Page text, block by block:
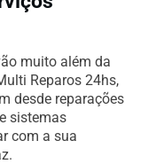
muito além da
Reparos 24hs,
desde reparações
sistemas
com a sua